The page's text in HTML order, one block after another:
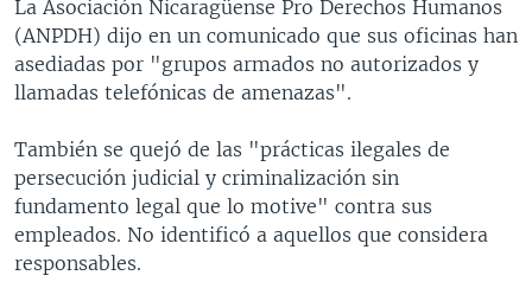
La Asociación Nicaragüense Pro Derechos Humanos
(ANPDH) dijo en un comunicado que sus oficinas han
asediadas por "grupos armados no autorizados y
llamadas telefónicas de amenazas".
También se quejó de las "prácticas ilegales de
persecución judicial y criminalización sin
fundamento legal que lo motive" contra sus
empleados. No identificó a aquellos que considera
responsables.